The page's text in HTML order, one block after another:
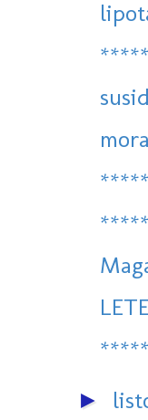
*****
*****
*****
►